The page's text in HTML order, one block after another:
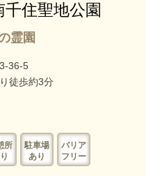
住聖地公園
霊園
36-5
徒歩約3分
所
駐車場
あり
バリア
フリー